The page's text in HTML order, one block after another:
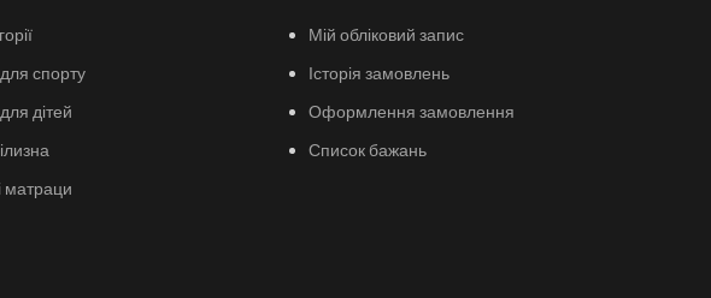
спорту
дітей
матраци
Мій обліковий запис
Історія замовлень
Оформлення замовлення
Список бажань